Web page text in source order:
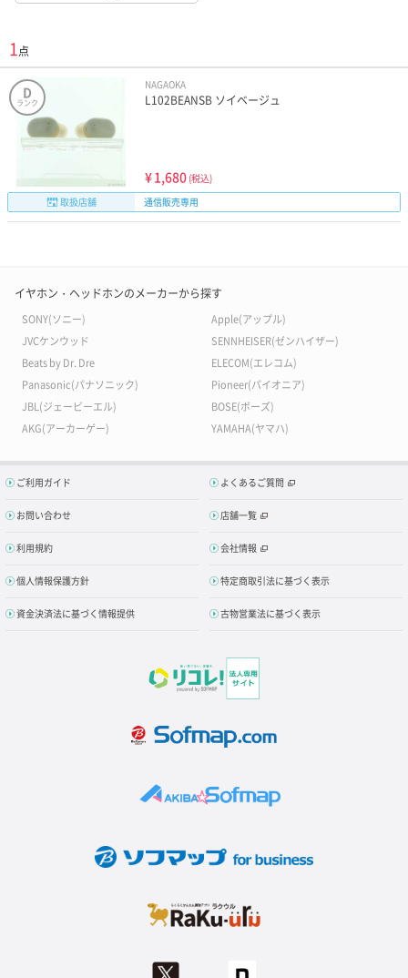
1点
D
ランク
NAGAOKA
L102BEANSB ソイベージュ
¥1,680 (税込)
取扱店舗
通信販売専用
イヤホン・ヘッドホンのメーカーから探す
SONY(ソニー)
Apple(アップル)
JVCケンウッド
SENNHEISER(ゼンハイザー)
Beats by Dr. Dre
ELECOM(エレコム)
Panasonic(パナソニック)
Pioneer(パイオニア)
JBL(ジェービーエル)
BOSE(ボーズ)
AKG(アーカーゲー)
YAMAHA(ヤマハ)
ご利用ガイド よくあるご質問
お問い合わせ 店舗一覧
利用規約 会社情報
個人情報保護方針 特定商取引法に基づく表示
資金決済法に基づく情報提供 古物営業法に基づく表示